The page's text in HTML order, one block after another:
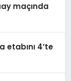
maçında
etabını 4’te